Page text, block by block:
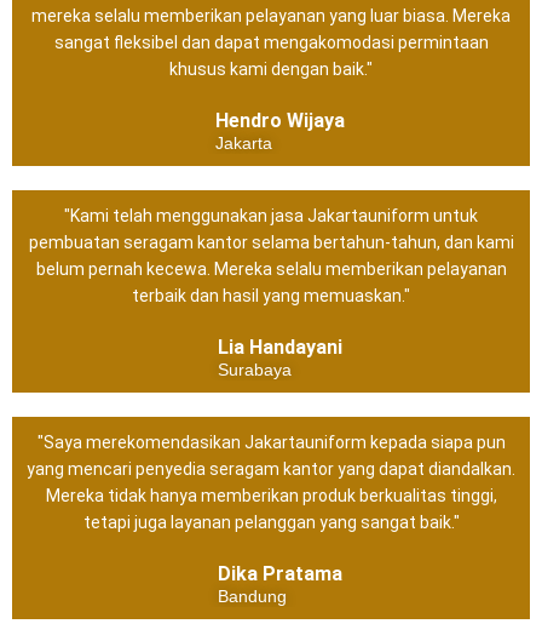
mereka selalu memberikan pelayanan yang luar biasa. Mereka
sangat fleksibel dan dapat mengakomodasi permintaan
khusus kami dengan baik."
Hendro Wijaya
Jakarta
"Kami telah menggunakan jasa Jakartauniform untuk
pembuatan seragam kantor selama bertahun-tahun, dan kami
belum pernah kecewa. Mereka selalu memberikan pelayanan
terbaik dan hasil yang memuaskan."
Lia Handayani
Surabaya
"Saya merekomendasikan Jakartauniform kepada siapa pun
yang mencari penyedia seragam kantor yang dapat diandalkan.
Mereka tidak hanya memberikan produk berkualitas tinggi,
tetapi juga layanan pelanggan yang sangat baik."
Dika Pratama
Bandung